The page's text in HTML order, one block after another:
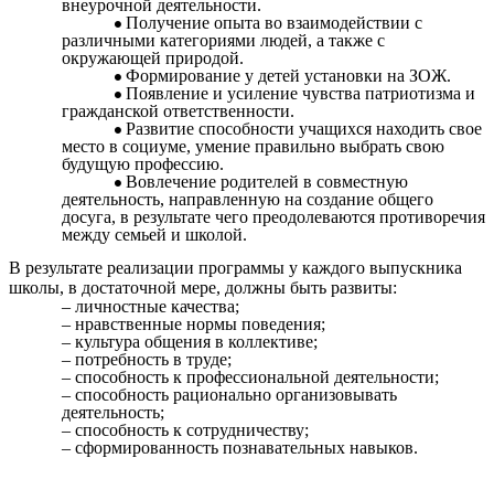
внеурочной деятельности.
Получение опыта во взаимодействии с
различными категориями людей, а также с
окружающей природой.
Формирование у детей установки на ЗОЖ.
Появление и усиление чувства патриотизма и
гражданской ответственности.
Развитие способности учащихся находить свое
место в социуме, умение правильно выбрать свою
будущую профессию.
Вовлечение родителей в совместную
деятельность, направленную на создание общего
досуга, в результате чего преодолеваются противоречия
между семьей и школой.
В результате реализации программы у каждого выпускника
школы, в достаточной мере, должны быть развиты:
– личностные качества;
– нравственные нормы поведения;
– культура общения в коллективе;
– потребность в труде;
– способность к профессиональной деятельности;
– способность рационально организовывать
деятельность;
– способность к сотрудничеству;
– сформированность познавательных навыков.